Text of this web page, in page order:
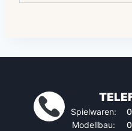
Spielwaren:
Modellbau: